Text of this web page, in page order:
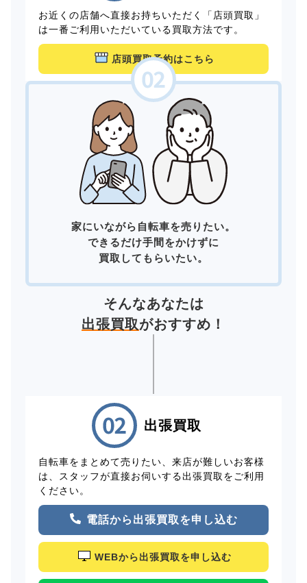
お近くの店舗へ直接お持ちいただく「店頭買取」
は一番ご利用いただいている買取方法です。
店頭買取予約はこちら
家にいながら自転車を売りたい。
できるだけ手間をかけずに
買取してもらいたい。
そんなあなたは
出張買取がおすすめ！
出張買取
自転車をまとめて売りたい、来店が難しいお客様
は、スタッフが直接お伺いする出張買取をご利用
ください。
電話から出張買取を申し込む
WEBから出張買取を申し込む